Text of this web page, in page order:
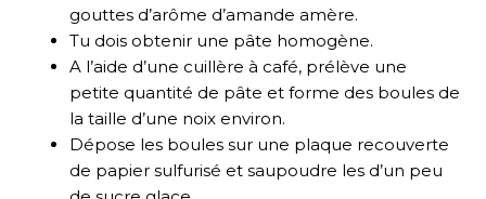
gouttes d’arôme d’amande amère.
Tu dois obtenir une pâte homogène.
A l’aide d’une cuillère à café, prélève une
petite quantité de pâte et forme des boules de
la taille d’une noix environ.
Dépose les boules sur une plaque recouverte
de papier sulfurisé et saupoudre les d’un peu